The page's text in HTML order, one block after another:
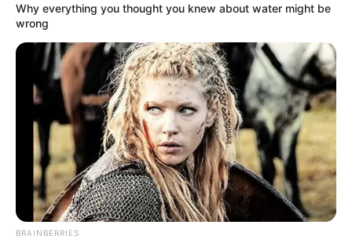
(foto: instagram/fatyabiya)
3. Foto di lorong gedung tetap jadi spot ok untuk Fatya
Why everything you thought you knew about water might be
wrong
BRAINBERRIES